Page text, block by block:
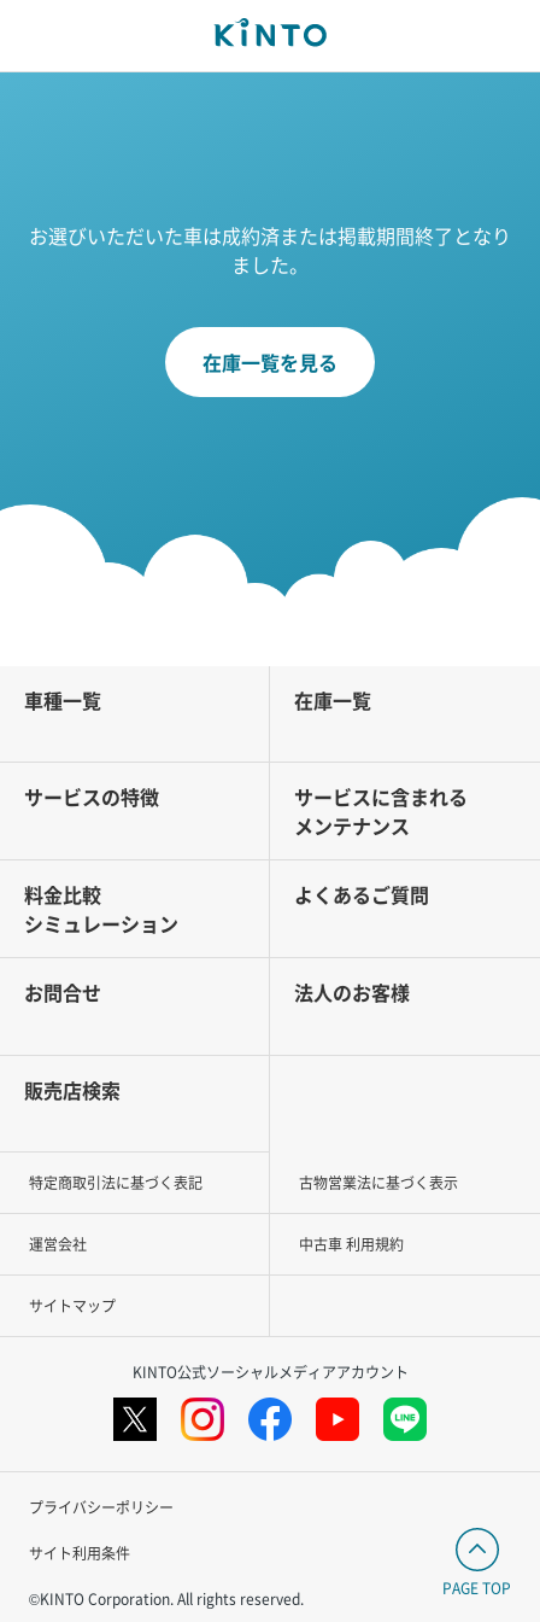
お選びいただいた車は成約済または掲載期間終了となり
ました。
在庫一覧を見る
車種一覧 在庫一覧
サービスの特徴
サービスに含まれる
メンテナンス
料金比較
シミュレーション
よくあるご質問
お問合せ 法人のお客様
販売店検索
特定商取引法に基づく表記 古物営業法に基づく表示
運営会社 中古車 利用規約
サイトマップ
KINTO公式ソーシャルメディアアカウント
プライバシーポリシー
サイト利用条件
©KINTO Corporation. All rights reserved.
PAGE TOP